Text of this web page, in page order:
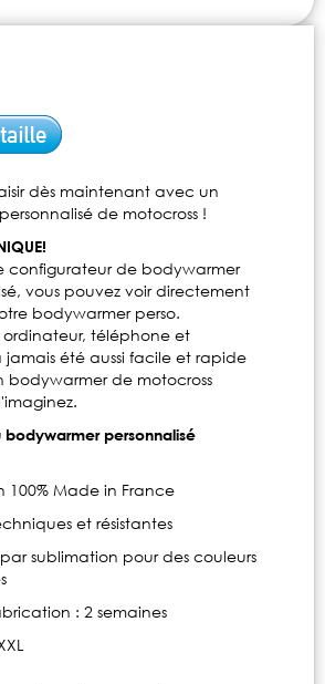
dès maintenant avec un
de motocross !
configurateur de bodywarmer
vous pouvez voir directement
bodywarmer perso.
ordinateur, téléphone et
été aussi facile et rapide
bodywarmer de motocross
bodywarmer personnalisé
100% Made in France
et résistantes
par sublimation pour des couleurs
: 2 semaines